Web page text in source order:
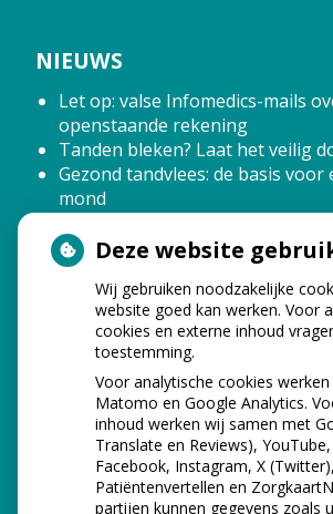
NIEUWS
Let op: valse Infomedics-mails
openstaande rekening
Tanden bleken? Laat het veilig
Gezond tandvlees: de basis voor
mond
hoede!
(Mond)zorgkosten gemaakt in
die aftrekbaar zijn
Deze website
Wij gebruiken noodzakelijke
website goed kan werken. Voor
cookies en externe inhoud
toestemming.
Voor analytische cookies
Matomo en Google Analytics.
inhoud werken wij samen met
Translate en Reviews),
Facebook, Instagram, X
Patiëntenvertellen en
partijen kunnen gegevens zoals